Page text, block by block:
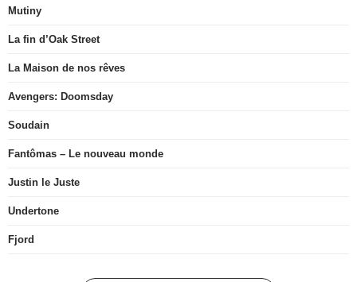
Mutiny
La fin d’Oak Street
La Maison de nos rêves
Avengers: Doomsday
Soudain
Fantômas – Le nouveau monde
Justin le Juste
Undertone
Fjord